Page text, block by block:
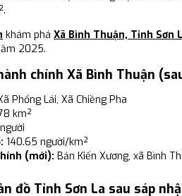
khám phá Xã Bình Thuận, Tỉnh Sơn
2025.
chính Xã Bình Thuận
Phổng Lái, Xã Chiềng Pha
km²
140.65 người/km²
(mới): Bản Kiến Xương, xã Bình
đồ Tỉnh Sơn La sau sáp